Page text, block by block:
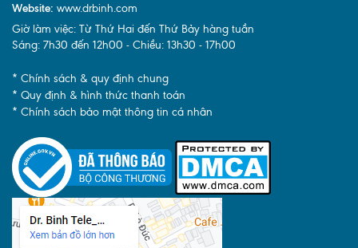
Website: www.drbinh.com
Giờ làm việc: Từ Thứ Hai đến Thứ Bảy hàng tuần
Sáng: 7h30 đến 12h00 - Chiều: 13h30 - 17h00
* Chính sách & quy định chung
* Quy định & hình thức thanh toán
* Chính sách bảo mật thông tin cá nhân